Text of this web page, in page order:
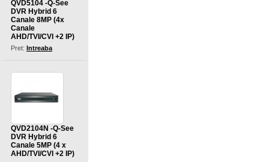
QVD5104 -Q-See
DVR Hybrid 6
Canale 8MP (4x
Canale
AHD/TVI/CVI +2 IP)
Pret: Intreaba
QVD2104N -Q-See
DVR Hybrid 6
Canale 5MP (4 x
AHD/TVI/CVI +2 IP)